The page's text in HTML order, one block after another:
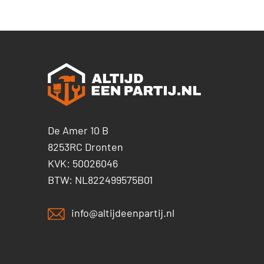
De Amer 10 B
8253RC Dronten
KVK: 50026046
BTW: NL822499575B01
info@altijdeenpartij.nl